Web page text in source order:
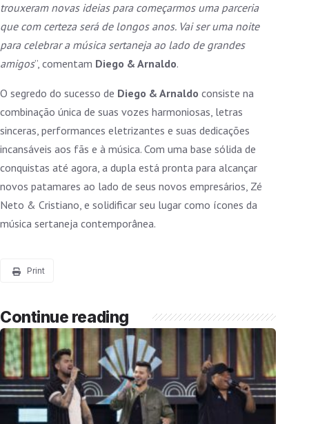
trouxeram novas ideias para começarmos uma parceria
que com certeza será de longos anos. Vai ser uma noite
para celebrar a música sertaneja ao lado de grandes
amigos”, comentam Diego & Arnaldo.
O segredo do sucesso de Diego & Arnaldo consiste na
combinação única de suas vozes harmoniosas, letras
sinceras, performances eletrizantes e suas dedicações
incansáveis aos fãs e à música. Com uma base sólida de
conquistas até agora, a dupla está pronta para alcançar
novos patamares ao lado de seus novos empresários, Zé
Neto & Cristiano, e solidificar seu lugar como ícones da
música sertaneja contemporânea.
Print
Continue reading